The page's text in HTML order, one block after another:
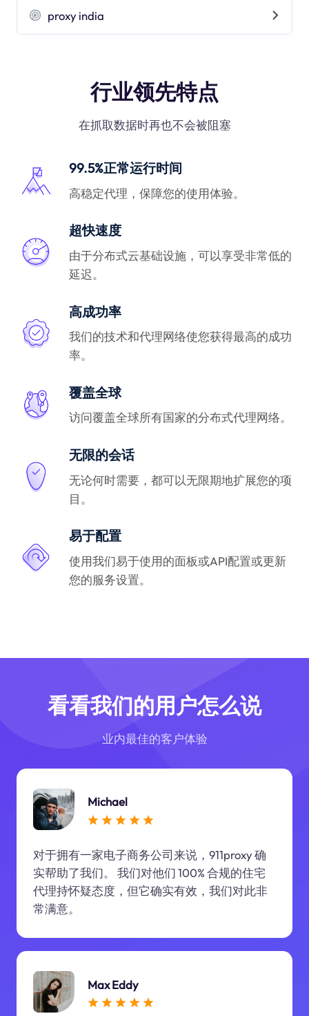
proxy india
行业领先特点
在抓取数据时再也不会被阻塞
99.5%正常运行时间
高稳定代理，保障您的使用体验。
超快速度
由于分布式云基础设施，可以享受非常低的
延迟。
高成功率
我们的技术和代理网络使您获得最高的成功
率。
覆盖全球
访问覆盖全球所有国家的分布式代理网络。
无限的会话
无论何时需要，都可以无限期地扩展您的项
目。
易于配置
使用我们易于使用的面板或API配置或更新
您的服务设置。
看看我们的用户怎么说
业内最佳的客户体验
Michael
对于拥有一家电子商务公司来说，911proxy 确
实帮助了我们。 我们对他们 100% 合规的住宅
代理持怀疑态度，但它确实有效，我们对此非
常满意。
Max Eddy